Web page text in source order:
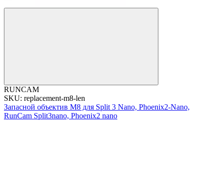
RUNCAM
SKU: replacement-m8-len
Запасной объектив M8 для Split 3 Nano, Phoenix2-Nano,
RunCam Split3nano, Phoenix2 nano